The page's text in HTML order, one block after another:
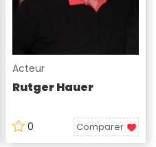
Acteur
Rutger Hauer
0 Comparer